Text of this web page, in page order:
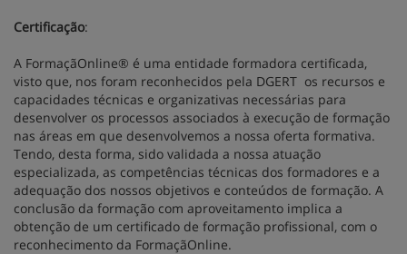
Certificação:
A FormaçãOnline® é uma entidade formadora certificada,
visto que, nos foram reconhecidos pela DGERT os recursos e
capacidades técnicas e organizativas necessárias para
desenvolver os processos associados à execução de formação
nas áreas em que desenvolvemos a nossa oferta formativa.
Tendo, desta forma, sido validada a nossa atuação
especializada, as competências técnicas dos formadores e a
adequação dos nossos objetivos e conteúdos de formação. A
conclusão da formação com aproveitamento implica a
obtenção de um certificado de formação profissional, com o
reconhecimento da FormaçãOnline.